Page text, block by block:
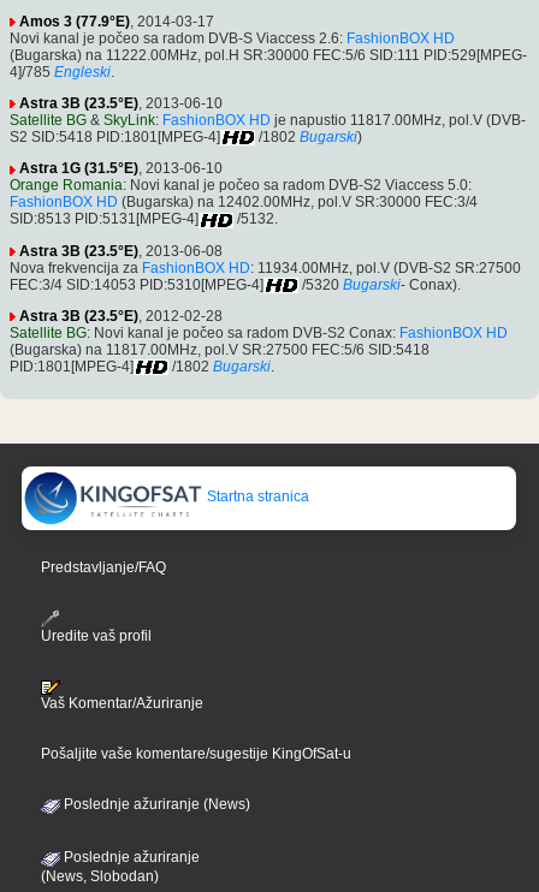
Amos 3 (77.9°E), 2014-03-17
Novi kanal je počeo sa radom DVB-S Viaccess 2.6: FashionBOX HD
(Bugarska) na 11222.00MHz, pol.H SR:30000 FEC:5/6 SID:111 PID:529[MPEG-
4]/785 Engleski.
Astra 3B (23.5°E), 2013-06-10
Satellite BG & SkyLink: FashionBOX HD je napustio 11817.00MHz, pol.V (DVB-
S2 SID:5418 PID:1801[MPEG-4]
/1802 Bugarski)
Astra 1G (31.5°E), 2013-06-10
Orange Romania: Novi kanal je počeo sa radom DVB-S2 Viaccess 5.0:
FashionBOX HD (Bugarska) na 12402.00MHz, pol.V SR:30000 FEC:3/4
SID:8513 PID:5131[MPEG-4]
/5132.
Astra 3B (23.5°E) , 2013-06-08
Nova frekvencija za FashionBOX HD: 11934.00MHz, pol.V (DVB-S2 SR:27500
FEC:3/4 SID:14053 PID:5310[MPEG-4]
/5320 Bugarski- Conax).
Astra 3B (23.5°E), 2012-02-28
Satellite BG: Novi kanal je počeo sa radom DVB-S2 Conax: FashionBOX HD
(Bugarska) na 11817.00MHz, pol.V SR:27500 FEC:5/6 SID:5418
PID:1801[MPEG-4]
/1802 Bugarski.
Startna stranica
Predstavljanje/FAQ
Uredite vaš profil
Vaš Komentar/Ažuriranje
Pošaljite vaše komentare/sugestije KingOfSat-u
Poslednje ažuriranje (News)
Poslednje ažuriranje
(News, Slobodan)